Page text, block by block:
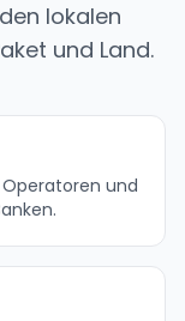
lokalen
und Land.
und